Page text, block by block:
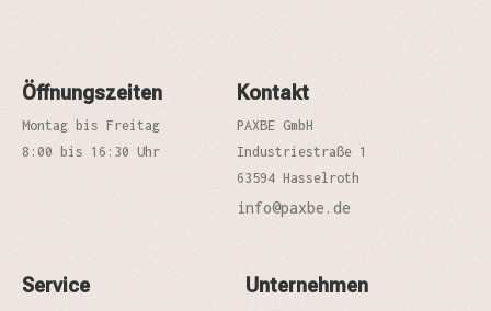
Öffnungszeiten
Montag bis Freitag
8:00 bis 16:30 Uhr
Kontakt
PAXBE GmbH
Industriestraße 1
63594 Hasselroth
info@paxbe.de
Service Unternehmen